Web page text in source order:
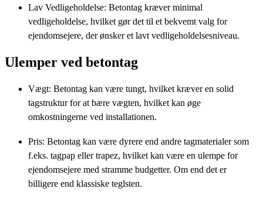
Lav Vedligeholdelse: Betontag kræver minimal
vedligeholdelse, hvilket gør det til et bekvemt valg for
ejendomsejere, der ønsker et lavt vedligeholdelsesniveau.
Ulemper ved betontag
Vægt: Betontag kan være tungt, hvilket kræver en solid
tagstruktur for at bære vægten, hvilket kan øge
omkostningerne ved installationen.
Pris: Betontag kan være dyrere end andre tagmaterialer som
f.eks. tagpap eller trapez, hvilket kan være en ulempe for
ejendomsejere med stramme budgetter. Om end det er
billigere end klassiske teglsten.